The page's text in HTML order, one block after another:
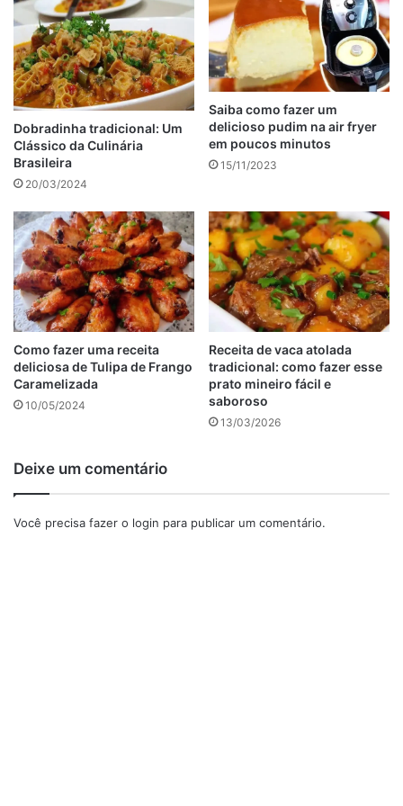
Pastel na Airfryer com Massa Pronta: Crocante,
Rápido e delicioso
Coração de galinha na Airfryer em poucos minutos e
sem sujeira.
Batata na airfryer: Receitas simples práticas e
deliciosas
Molho:
2 colheres (sopa) de óleo
300g de carne moída
1 cebola picada
Um dente de alho picado
1 cenoura pequena ralada
6 tomates maduros batidos no liquidificador e peneirados
Sal e pimenta-do-reino a gosto
Folhas de manjericão fresco a gosto para polvilhar
anúncio
Dobradinha tradicional: Um
Clássico da Culinária
Brasileira
20/03/2024
Saiba como fazer um
delicioso pudim na air fryer
em poucos minutos
15/11/2023
Como fazer uma receita
deliciosa de Tulipa de Frango
Caramelizada
10/05/2024
Receita de vaca atolada
tradicional: como fazer esse
prato mineiro fácil e
saboroso
13/03/2026
Deixe um comentário
Você precisa fazer o login para publicar um comentário.